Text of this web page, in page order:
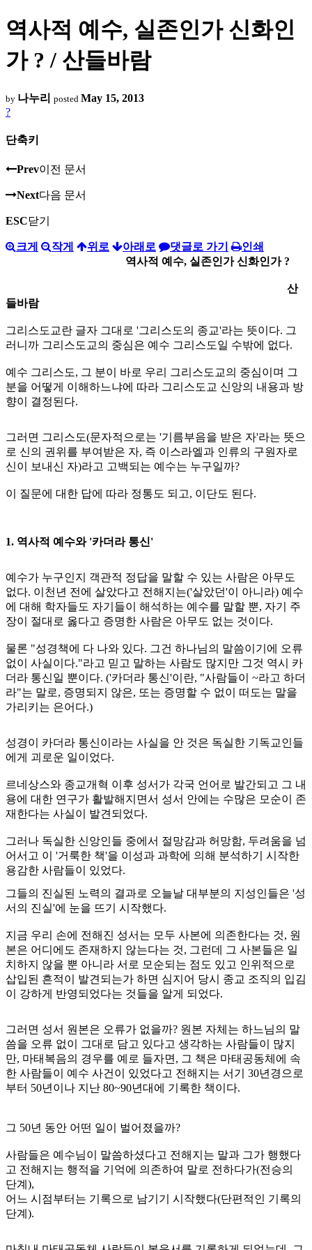
역사적 예수, 실존인가 신화인
가 ? / 산들바람
by 나누리 posted May 15, 2013
?
단축키
Prev이전 문서
Next다음 문서
ESC닫기
크게 작게 위로 아래로 댓글로 가기
인쇄
역사적 예수, 실존인가 신화인가 ?
산
들바람
그리스도교란 글자 그대로 '그리스도의 종교'라는 뜻이다. 그
러니까 그리스도교의 중심은 예수 그리스도일 수밖에 없다.
예수 그리스도, 그 분이 바로 우리 그리스도교의 중심이며 그
분을 어떻게 이해하느냐에 따라 그리스도교 신앙의 내용과 방
향이 결정된다.
그러면 그리스도(문자적으로는 '기름부음을 받은 자'라는 뜻으
로 신의 권위를 부여받은 자, 즉 이스라엘과 인류의 구원자로
신이 보내신 자)라고 고백되는 예수는 누구일까?
이 질문에 대한 답에 따라 정통도 되고, 이단도 된다.
1. 역사적 예수와 '카더라 통신'
예수가 누구인지 객관적 정답을 말할 수 있는 사람은 아무도
없다. 이천년 전에 살았다고 전해지는('살았던'이 아니라) 예수
에 대해 학자들도 자기들이 해석하는 예수를 말할 뿐, 자기 주
장이 절대로 옳다고 증명한 사람은 아무도 없는 것이다.
물론 "성경책에 다 나와 있다. 그건 하나님의 말씀이기에 오류
없이 사실이다."라고 믿고 말하는 사람도 많지만 그것 역시 카
더라 통신일 뿐이다. ('카더라 통신'이란, "사람들이 ~라고 하더
라"는 말로, 증명되지 않은, 또는 증명할 수 없이 떠도는 말을
가리키는 은어다.)
성경이 카더라 통신이라는 사실을 안 것은 독실한 기독교인들
에게 괴로운 일이었다.
르네상스와 종교개혁 이후 성서가 각국 언어로 발간되고 그 내
용에 대한 연구가 활발해지면서 성서 안에는 수많은 모순이 존
재한다는 사실이 발견되었다.
그러나 독실한 신앙인들 중에서 절망감과 허망함, 두려움을 넘
어서고 이 '거룩한 책'을 이성과 과학에 의해 분석하기 시작한
용감한 사람들이 있었다.
그들의 진실된 노력의 결과로 오늘날 대부분의 지성인들은 '성
서의 진실'에 눈을 뜨기 시작했다.
지금 우리 손에 전해진 성서는 모두 사본에 의존한다는 것, 원
본은 어디에도 존재하지 않는다는 것, 그런데 그 사본들은 일
치하지 않을 뿐 아니라 서로 모순되는 점도 있고 인위적으로
삽입된 흔적이 발견되는가 하면 심지어 당시 종교 조직의 입김
이 강하게 반영되었다는 것들을 알게 되었다.
그러면 성서 원본은 오류가 없을까? 원본 자체는 하느님의 말
씀을 오류 없이 그대로 담고 있다고 생각하는 사람들이 많지
만, 마태복음의 경우를 예로 들자면, 그 책은 마태공동체에 속
한 사람들이 예수 사건이 있었다고 전해지는 서기 30년경으로
부터 50년이나 지난 80~90년대에 기록한 책이다.
그 50년 동안 어떤 일이 벌어졌을까?
사람들은 예수님이 말씀하셨다고 전해지는 말과 그가 행했다
고 전해지는 행적을 기억에 의존하여 말로 전하다가(전승의
단계),
어느 시점부터는 기록으로 남기기 시작했다(단편적인 기록의
단계).